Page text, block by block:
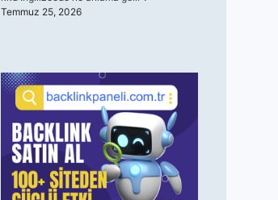
Temmuz 25, 2026